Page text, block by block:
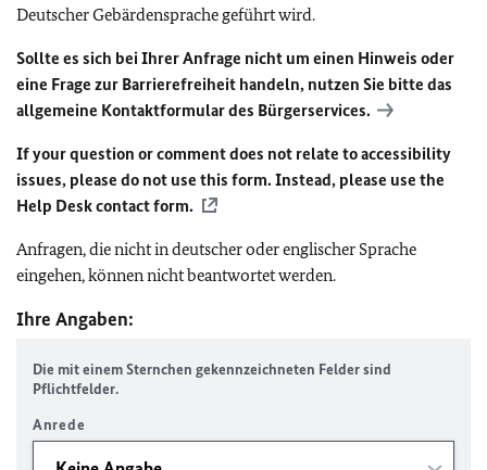
Deutscher Gebärdensprache geführt wird.
Sollte es sich bei Ihrer Anfrage nicht um einen Hinweis oder
eine Frage zur Barrierefreiheit handeln, nutzen Sie bitte das
allgemeine Kontaktformular des Bürgerservices.
If your question or comment does not relate to accessibility
issues, please do not use this form. Instead, please use the
Help Desk contact form.
Anfragen, die nicht in deutscher oder englischer Sprache
eingehen, können nicht beantwortet werden.
Ihre Angaben:
Die mit einem Sternchen gekennzeichneten Felder sind
Pflichtfelder.
Anrede